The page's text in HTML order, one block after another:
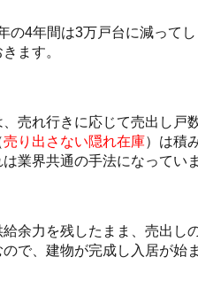
の4年間は3万戸台に減って
ます。
売れ行きに応じて売出し戸
売り出さない隠れ在庫）は積
業界共通の手法になっていま
余力を残したまま、売出し
で、建物が完成し入居が始